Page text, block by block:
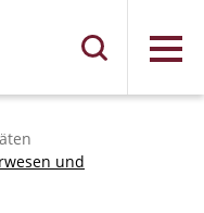
Menü
und